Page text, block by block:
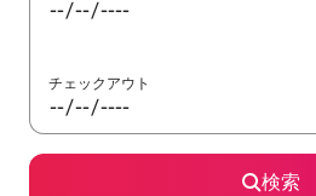
チェックアウト
検索